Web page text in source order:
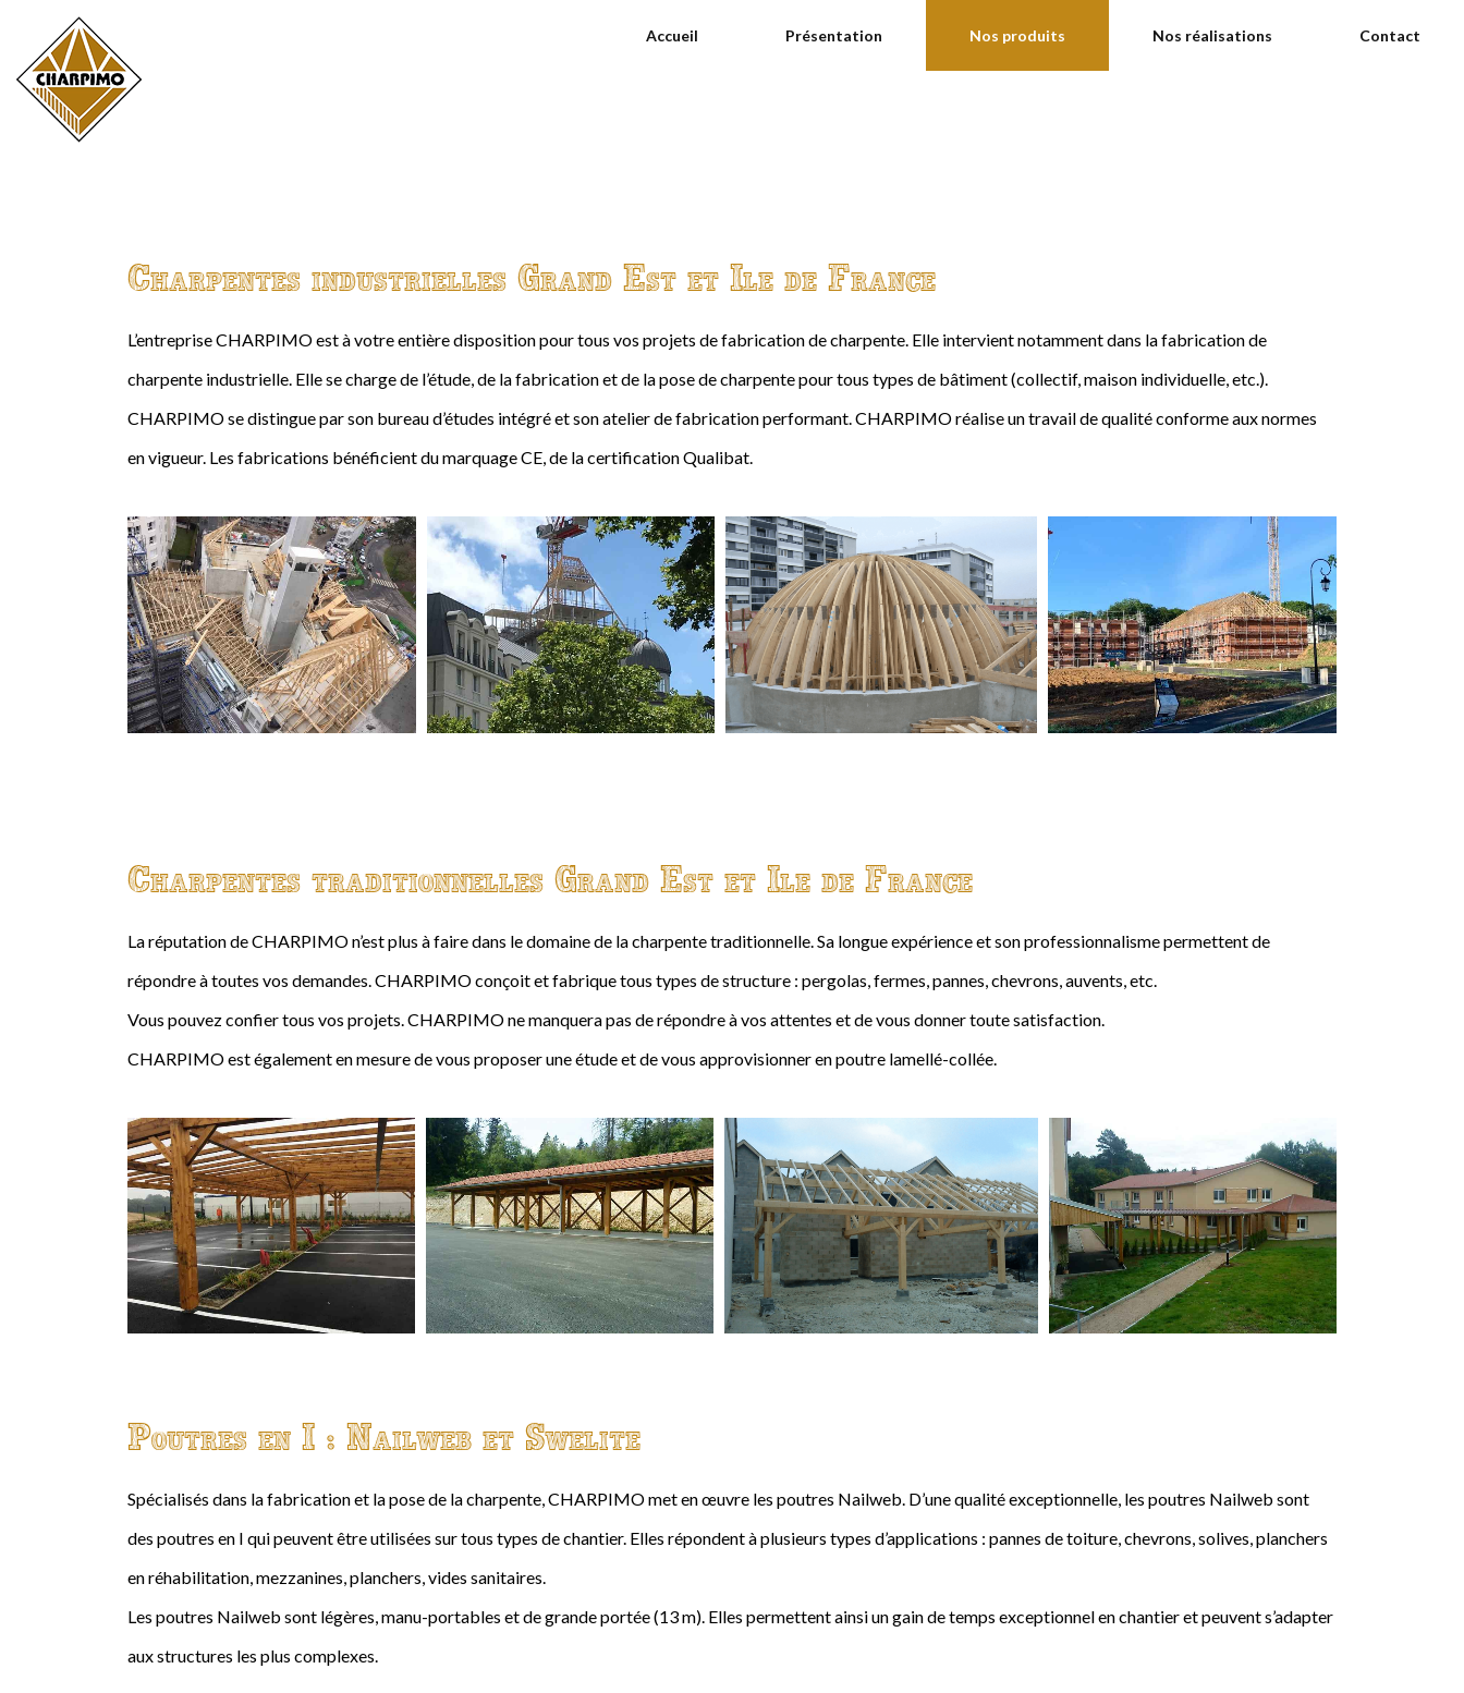
Accueil Présentation Nos produits Nos réalisations Contact
Charpentes industrielles Grand Est et Ile de France
L’entreprise CHARPIMO est à votre entière disposition pour tous vos projets de fabrication de charpente. Elle intervient notamment dans la fabrication de
charpente industrielle. Elle se charge de l’étude, de la fabrication et de la pose de charpente pour tous types de bâtiment (collectif, maison individuelle, etc.).
CHARPIMO se distingue par son bureau d’études intégré et son atelier de fabrication performant. CHARPIMO réalise un travail de qualité conforme aux normes
en vigueur. Les fabrications bénéficient du marquage CE, de la certification Qualibat.
Charpentes traditionnelles Grand Est et Ile de France
La réputation de CHARPIMO n’est plus à faire dans le domaine de la charpente traditionnelle. Sa longue expérience et son professionnalisme permettent de
répondre à toutes vos demandes. CHARPIMO conçoit et fabrique tous types de structure : pergolas, fermes, pannes, chevrons, auvents, etc.
Vous pouvez confier tous vos projets. CHARPIMO ne manquera pas de répondre à vos attentes et de vous donner toute satisfaction.
CHARPIMO est également en mesure de vous proposer une étude et de vous approvisionner en poutre lamellé-collée.
Poutres en I : Nailweb et Swelite
Spécialisés dans la fabrication et la pose de la charpente, CHARPIMO met en œuvre les poutres Nailweb. D’une qualité exceptionnelle, les poutres Nailweb sont
des poutres en I qui peuvent être utilisées sur tous types de chantier. Elles répondent à plusieurs types d’applications : pannes de toiture, chevrons, solives, planchers
en réhabilitation, mezzanines, planchers, vides sanitaires.
Les poutres Nailweb sont légères, manu-portables et de grande portée (13 m). Elles permettent ainsi un gain de temps exceptionnel en chantier et peuvent s’adapter
aux structures les plus complexes.